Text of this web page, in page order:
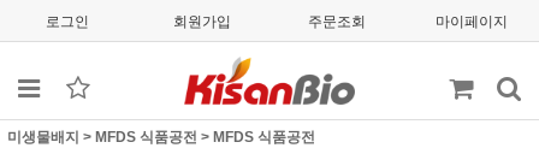
로그인 회원가입 주문조회 마이페이지
미생물배지 > MFDS 식품공전 > MFDS 식품공전